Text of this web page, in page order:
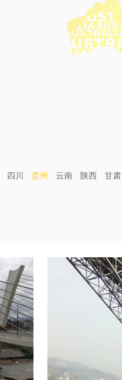
四川 贵州 云南 陕西 甘肃